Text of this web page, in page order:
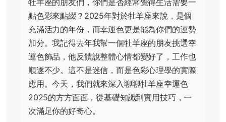
牡羊座的朋友們，你們是否經常覺得生活需要一
點色彩來點綴？2025年對於牡羊座來說，是個
充滿活力的年份，而幸運色更是能為你們的運勢
加分。我記得去年我幫一個牡羊座的朋友挑選幸
運色飾品，他反饋說整體心情都變好了，工作也
順遂不少。這不是迷信，而是色彩心理學的實際
應用。今天，我們就來深入聊聊牡羊座幸運色
2025的方方面面，從基礎知識到實用技巧，一
次滿足你的好奇心。